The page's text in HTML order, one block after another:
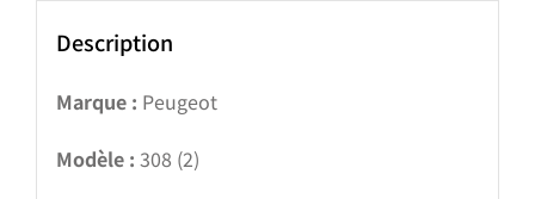
Description
Marque : Peugeot
Modèle : 308 (2)